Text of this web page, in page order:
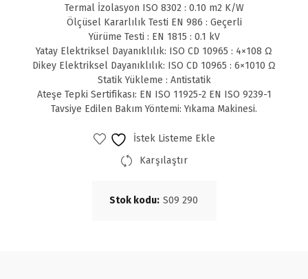
Termal İzolasyon ISO 8302 : 0.10 m2 K/W
Ölçüsel Kararlılık Testi EN 986 : Geçerli
Yürüme Testi : EN 1815 : 0.1 kV
Yatay Elektriksel Dayanıklılık: ISO CD 10965 : 4×108 Ω
Dikey Elektriksel Dayanıklılık: ISO CD 10965 : 6×1010 Ω
Statik Yükleme : Antistatik
Ateşe Tepki Sertifikası: EN ISO 11925-2 EN ISO 9239-1
Tavsiye Edilen Bakım Yöntemi: Yıkama Makinesi.
İstek Listeme Ekle
Karşılaştır
Stok kodu: S09 290